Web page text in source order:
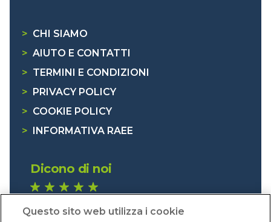
> CHI SIAMO
> AIUTO E CONTATTI
> TERMINI E CONDIZIONI
>
PRIVACY POLICY
> COOKIE POLICY
>
INFORMATIVA RAEE
Dicono di noi
Eccellente (4,8)
Questo sito web utilizza i cookie